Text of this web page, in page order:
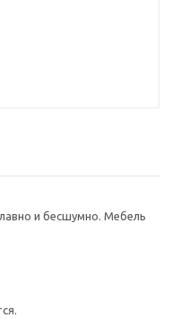
и бесшумно. Мебель